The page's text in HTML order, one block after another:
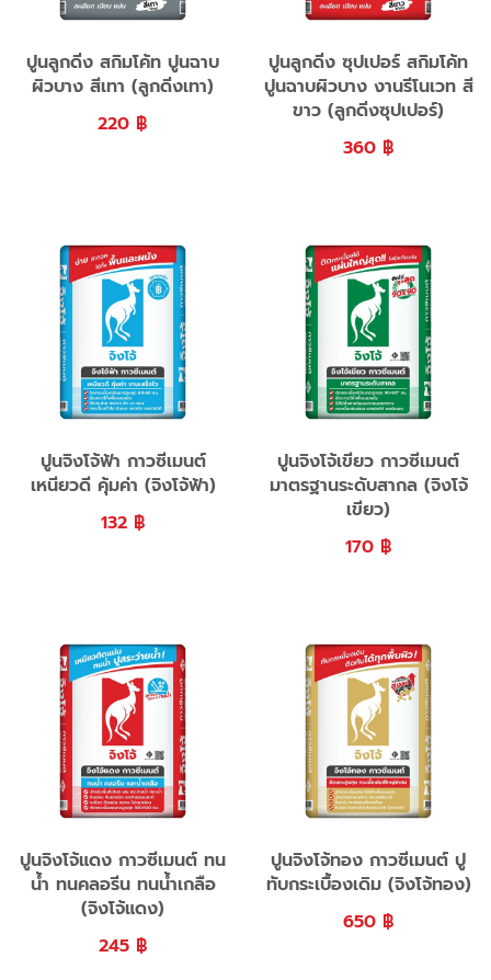
ปูนลูกดิ่ง สกิมโค้ท ปูนฉาบ
ผิวบาง สีเทา (ลูกดิ่งเทา)
220 ฿
ปูนลูกดิ่ง ซุปเปอร์ สกิมโค้ท
ปูนฉาบผิวบาง งานรีโนเวท สี
ขาว (ลูกดิ่งซุปเปอร์)
360 ฿
ปูนจิงโจ้ฟ้า กาวซีเมนต์
เหนียวดี คุ้มค่า (จิงโจ้ฟ้า)
132 ฿
ปูนจิงโจ้เขียว กาวซีเมนต์
มาตรฐานระดับสากล (จิงโจ้
เขียว)
170 ฿
ปูนจิงโจ้แดง กาวซีเมนต์ ทน
น้ำ ทนคลอรีน ทนน้ำเกลือ
(จิงโจ้แดง)
245 ฿
ปูนจิงโจ้ทอง กาวซีเมนต์ ปู
ทับกระเบื้องเดิม (จิงโจ้ทอง)
650 ฿